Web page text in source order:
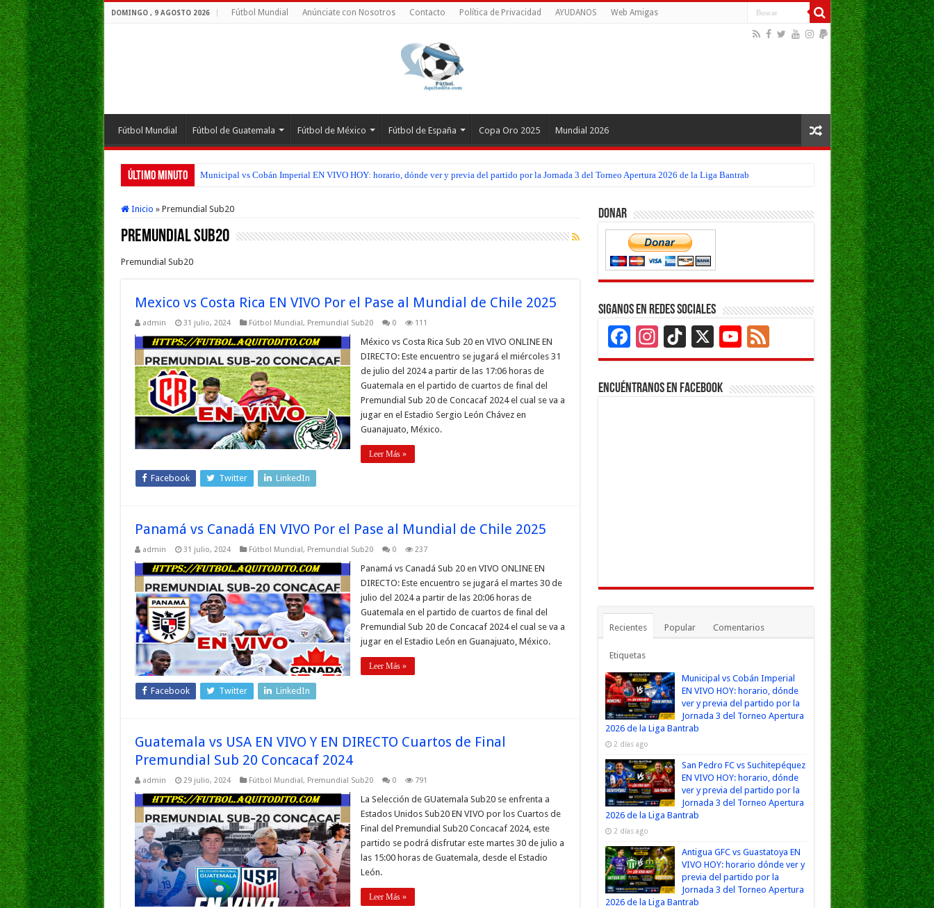
DOMINGO , 9 AGOSTO 2026 Fútbol Mundial Anúnciate con Nosotros Contacto Política de Privacidad AYUDANOS Web Amigas
Fútbol Mundial Fútbol de Guatemala Fútbol de México Fútbol de España Copa Oro 2025 Mundial 2026
Último Minuto San Pedro FC vs Suchitepéquez EN VIVO HOY: horario, dónde ver y previa del partido por la Jornada 3 del Torneo Apertura 2026 de la Liga Bantrab
Inicio » Premundial Sub20
Premundial Sub20
Premundial Sub20
Mexico vs Costa Rica EN VIVO Por el Pase al Mundial de Chile 2025
admin 31 julio, 2024 Fútbol Mundial, Premundial Sub20 0 111
México vs Costa Rica Sub 20 en VIVO ONLINE EN
DIRECTO: Este encuentro se jugará el miércoles 31
de julio del 2024 a partir de las 17:06 horas de
Guatemala en el partido de cuartos de final del
Premundial Sub 20 de Concacaf 2024 el cual se va a
jugar en el Estadio Sergio León Chávez en
Guanajuato, México.
Leer Más »
Facebook Twitter LinkedIn
Panamá vs Canadá EN VIVO Por el Pase al Mundial de Chile 2025
admin 31 julio, 2024 Fútbol Mundial, Premundial Sub20 0 237
Panamá vs Canadá Sub 20 en VIVO ONLINE EN
DIRECTO: Este encuentro se jugará el martes 30 de
julio del 2024 a partir de las 20:06 horas de
Guatemala en el partido de cuartos de final del
Premundial Sub 20 de Concacaf 2024 el cual se va a
jugar en el Estadio León en Guanajuato, México.
Leer Más »
Facebook Twitter LinkedIn
Guatemala vs USA EN VIVO Y EN DIRECTO Cuartos de Final
Premundial Sub 20 Concacaf 2024
admin 29 julio, 2024 Fútbol Mundial, Premundial Sub20 0 791
La Selección de GUatemala Sub20 se enfrenta a
Estados Unidos Sub20 EN VIVO por los Cuartos de
Final del Premundial Sub20 Concacaf 2024, este
partido se podrá disfrutar este martes 30 de julio a
las 15:00 horas de Guatemala, desde el Estadio
León.
Leer Más »
Donar
Siganos en Redes Sociales
Facebook
Instagram
TikTok
X YouTube
Channel
Feed
Encuéntranos en Facebook
Recientes Popular Comentarios
Etiquetas
Municipal vs Cobán Imperial
EN VIVO HOY: horario, dónde
ver y previa del partido por la
Jornada 3 del Torneo Apertura
2026 de la Liga Bantrab
2 días ago
San Pedro FC vs Suchitepéquez
EN VIVO HOY: horario, dónde
ver y previa del partido por la
Jornada 3 del Torneo Apertura
2026 de la Liga Bantrab
2 días ago
Antigua GFC vs Guastatoya EN
VIVO HOY: horario dónde ver y
previa del partido por la
Jornada 3 del Torneo Apertura
2026 de la Liga Bantrab